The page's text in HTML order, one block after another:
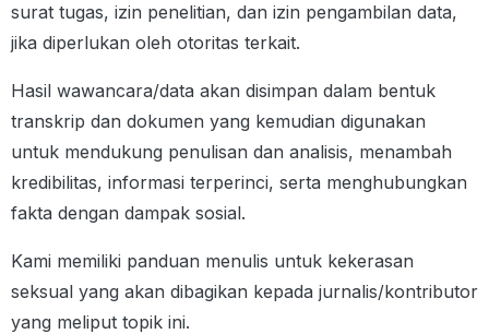
surat tugas, izin penelitian, dan izin pengambilan data,
jika diperlukan oleh otoritas terkait.
Hasil wawancara/data akan disimpan dalam bentuk
transkrip dan dokumen yang kemudian digunakan
untuk mendukung penulisan dan analisis, menambah
kredibilitas, informasi terperinci, serta menghubungkan
fakta dengan dampak sosial.
Kami memiliki panduan menulis untuk kekerasan
seksual yang akan dibagikan kepada jurnalis/kontributor
yang meliput topik ini.